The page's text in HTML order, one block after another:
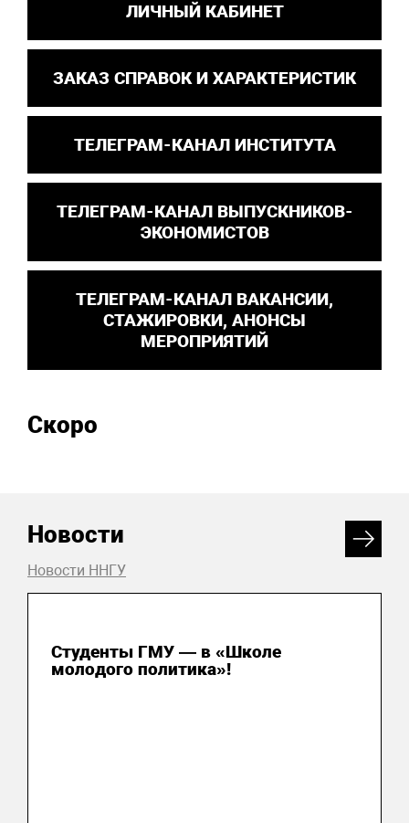
ЛИЧНЫЙ КАБИНЕТ
ЗАКАЗ СПРАВОК И ХАРАКТЕРИСТИК
ТЕЛЕГРАМ-КАНАЛ ИНСТИТУТА
ТЕЛЕГРАМ-КАНАЛ ВЫПУСКНИКОВ-
ЭКОНОМИСТОВ
ТЕЛЕГРАМ-КАНАЛ ВАКАНСИИ,
СТАЖИРОВКИ, АНОНСЫ
МЕРОПРИЯТИЙ
Скоро
Новости
Новости ННГУ
Студенты ГМУ — в «Школе
молодого политика»!